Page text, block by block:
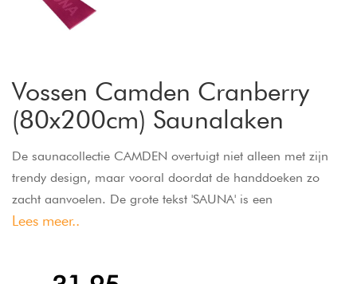
Vossen Camden Cranberry
(80x200cm) Saunalaken
De saunacollectie CAMDEN overtuigt niet alleen met zijn
trendy design, maar vooral doordat de handdoeken zo
zacht aanvoelen. De grote tekst 'SAUNA' is een
gegarandeerde blikvanger en door het uitstekende
Lees meer..